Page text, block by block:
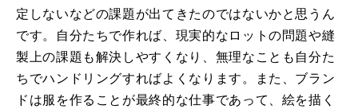
定しないなどの課題が出てきたのではないかと思うん
です。自分たちで作れば、現実的なロットの問題や縫
製上の課題も解決しやすくなり、無理なことも自分た
ちでハンドリングすればよくなります。また、ブラン
ドは服を作ることが最終的な仕事であって、絵を描く